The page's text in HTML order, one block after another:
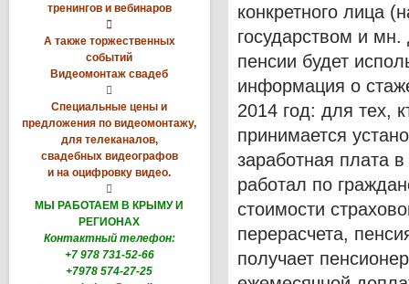
тренингов и вебинаров

А также торжественных
событий
Видеомонтаж свадеб

Специальные цены и
предложения по видеомонтажу,
для телеканалов,
свадебных видеографов
и на оцифровку видео.

МЫ РАБОТАЕМ В КРЫМУ И
РЕГИОНАХ
Контактный телефон:
+7 978 731-52-66
+7978 574-27-25
конкретного лица
государством и
пенсии будет
информация о
2014 год: для тех,
принимается
заработная плата
работал по
стоимости
перерасчета,
получает